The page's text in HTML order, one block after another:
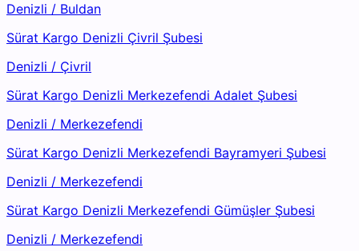
Denizli / Buldan
Sürat Kargo Denizli Çivril Şubesi
Denizli / Çivril
Sürat Kargo Denizli Merkezefendi Adalet Şubesi
Denizli / Merkezefendi
Sürat Kargo Denizli Merkezefendi Bayramyeri Şubesi
Denizli / Merkezefendi
Sürat Kargo Denizli Merkezefendi Gümüşler Şubesi
Denizli / Merkezefendi